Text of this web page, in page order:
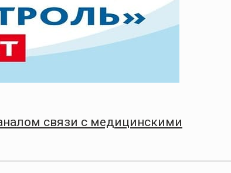
связи с медицинскими